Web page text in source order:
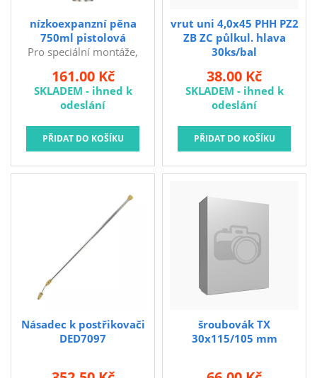
nabízí spolehlivý
výkon.Pro nářadí:
BDS380, BDS400S
nízkoexpanzní pěna
750ml pistolová
Pro speciální montáže,
expanze a vyšší hustota
vytvrzující pěny
(obložkové zárubně,
schodišťové podstupnice,
prahy apod.). K výplni
dřevěných obkladů stěn, k
izolaci a zateplování
střešních konstrukcí. Je
vhodná i pro běžné
vyplňování spár při
montáži okenních rámů a
dveřních zárubní nebo
pro izolaci koupelnových
van, vaniček sprchových
koutů.Detailní informace
hodnoty atd. jsou
uvedeny v tec
161.00 Kč
SKLADEM - ihned k
odeslání
vrut uni 4,0x45 PHH PZ2
ZB ZC půlkul. hlava
30ks/bal
38.00 Kč
SKLADEM - ihned k
odeslání
Násadec k postřikovači
DED7097
šroubovák TX
30x115/105 mm